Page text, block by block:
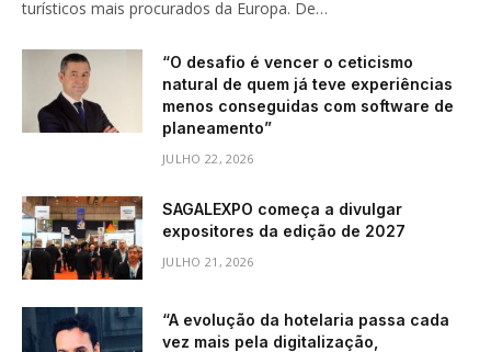
turísticos mais procurados da Europa. De…
“O desafio é vencer o ceticismo
natural de quem já teve experiências
menos conseguidas com software de
planeamento”
JULHO 22, 2026
SAGALEXPO começa a divulgar
expositores da edição de 2027
JULHO 21, 2026
“A evolução da hotelaria passa cada
vez mais pela digitalização,